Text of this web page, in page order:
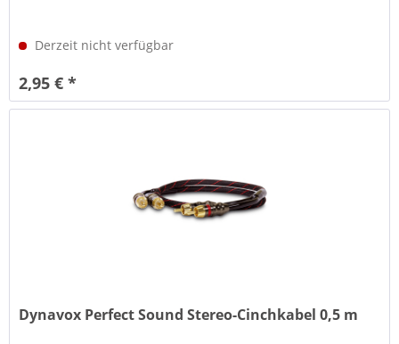
Derzeit nicht verfügbar
2,95 € *
Dynavox Perfect Sound Stereo-Cinchkabel 0,5 m